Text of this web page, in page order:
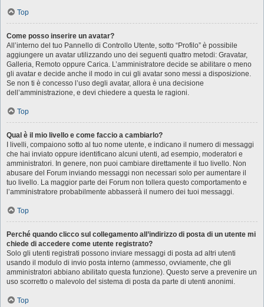
Top
Come posso inserire un avatar?
All’interno del tuo Pannello di Controllo Utente, sotto “Profilo” è possibile
aggiungere un avatar utilizzando uno dei seguenti quattro metodi: Gravatar,
Galleria, Remoto oppure Carica. L’amministratore decide se abilitare o meno
gli avatar e decide anche il modo in cui gli avatar sono messi a disposizione.
Se non ti è concesso l’uso degli avatar, allora è una decisione
dell’amministrazione, e devi chiedere a questa le ragioni.
Top
Qual è il mio livello e come faccio a cambiarlo?
I livelli, compaiono sotto al tuo nome utente, e indicano il numero di messaggi
che hai inviato oppure identificano alcuni utenti, ad esempio, moderatori e
amministratori. In genere, non puoi cambiare direttamente il tuo livello. Non
abusare del Forum inviando messaggi non necessari solo per aumentare il
tuo livello. La maggior parte dei Forum non tollera questo comportamento e
l’amministratore probabilmente abbasserà il numero dei tuoi messaggi.
Top
Perché quando clicco sul collegamento all’indirizzo di posta di un utente mi
chiede di accedere come utente registrato?
Solo gli utenti registrati possono inviare messaggi di posta ad altri utenti
usando il modulo di invio posta interno (ammesso, ovviamente, che gli
amministratori abbiano abilitato questa funzione). Questo serve a prevenire un
uso scorretto o malevolo del sistema di posta da parte di utenti anonimi.
Top